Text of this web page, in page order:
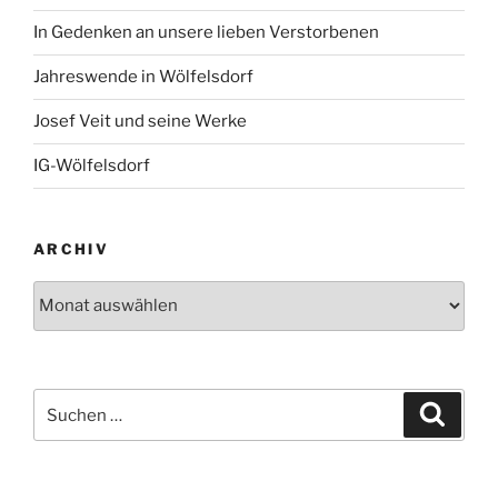
In Gedenken an unsere lieben Verstorbenen
Jahreswende in Wölfelsdorf
Josef Veit und seine Werke
IG-Wölfelsdorf
ARCHIV
nach: